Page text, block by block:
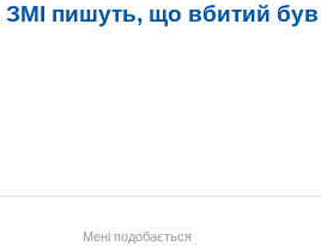
ЗМІ пишуть, що вбитий
Мені подобається